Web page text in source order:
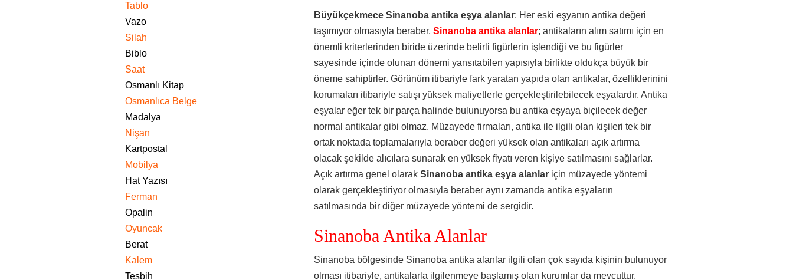
Büyükçekmece Sinanoba antika eşya alanlar: Her eski eşyanın antika değeri
taşımıyor olmasıyla beraber, Sinanoba antika alanlar; antikaların alım satımı için en
önemli kriterlerinden biride üzerinde belirli figürlerin işlendiği ve bu figürler
sayesinde içinde olunan dönemi yansıtabilen yapısıyla birlikte oldukça büyük bir
öneme sahiptirler. Görünüm itibariyle fark yaratan yapıda olan antikalar, özelliklerinini
korumaları itibariyle satışı yüksek maliyetlerle gerçekleştirilebilecek eşyalardır. Antika
eşyalar eğer tek bir parça halinde bulunuyorsa bu antika eşyaya biçilecek değer
normal antikalar gibi olmaz. Müzayede firmaları, antika ile ilgili olan kişileri tek bir
ortak noktada toplamalarıyla beraber değeri yüksek olan antikaları açık artırma
olacak şekilde alıcılara sunarak en yüksek fiyatı veren kişiye satılmasını sağlarlar.
Açık artırma genel olarak Sinanoba antika eşya alanlar için müzayede yöntemi
olarak gerçekleştiriyor olmasıyla beraber aynı zamanda antika eşyaların
satılmasında bir diğer müzayede yöntemi de sergidir.
Sinanoba Antika Alanlar
Sinanoba bölgesinde Sinanoba antika alanlar ilgili olan çok sayıda kişinin bulunuyor
olması itibariyle, antikalarla ilgilenmeye başlamış olan kurumlar da mevcuttur.
Tablo
Vazo
Silah
Biblo
Saat
Osmanlı Kitap
Osmanlıca Belge
Madalya
Nişan
Kartpostal
Mobilya
Hat Yazısı
Ferman
Opalin
Oyuncak
Berat
Kalem
Tesbih